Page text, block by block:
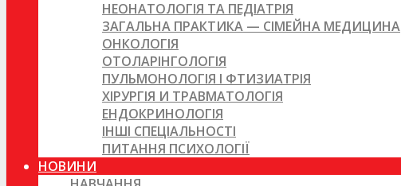
НЕОНАТОЛОГІЯ ТА ПЕДІАТРІЯ
ЗАГАЛЬНА ПРАКТИКА — СІМЕЙНА МЕДИЦИНА
ОНКОЛОГІЯ
ОТОЛАРІНГОЛОГІЯ
ПУЛЬМОНОЛОГІЯ І ФТИЗИАТРІЯ
ХІРУРГІЯ И ТРАВМАТОЛОГІЯ
ЕНДОКРИНОЛОГІЯ
ІНШІ СПЕЦІАЛЬНОСТІ
ПИТАННЯ ПСИХОЛОГІЇ
НОВИНИ